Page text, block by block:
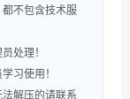
不包含技术服
处理！
习使用！
解压的请联系